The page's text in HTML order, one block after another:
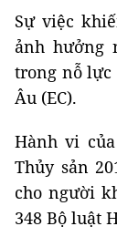
Sự việc
ảnh hưởng
trong nỗ lực
Âu (EC).
Hành vi
Thủy sản
cho người
348 Bộ luật